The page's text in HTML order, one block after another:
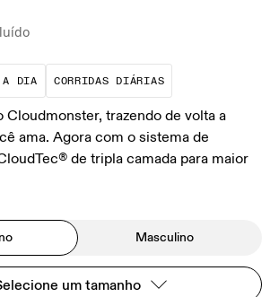
A DIA
A melhor escolha para a maioria
CORRIDAS DIÁRIAS
São corridas de
Cloudmonster, trazendo de volta a
ama. Agora com o sistema de
de tripla camada para maior
Masculino
um tamanho